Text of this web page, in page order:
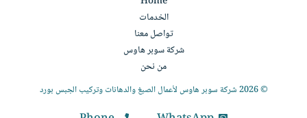
الخدمات
تواصل معنا
شركة سوبر هاوس
من نحن
© 2026 شركة سوبر هاوس لأعمال الصبغ والدهانات وتركيب الجبس بورد